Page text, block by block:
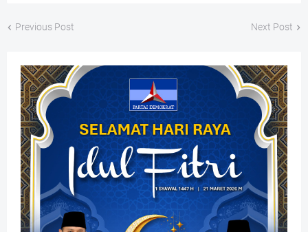
Previous Post Next Post